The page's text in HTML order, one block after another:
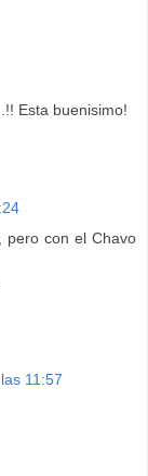
Esta buenisimo!
pero con el Chavo
11:57